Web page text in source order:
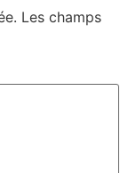
Les champs